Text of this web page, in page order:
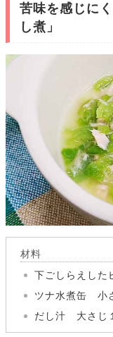
苦味を感じに
し煮」
材料
下ごしらえし
ツナ水煮缶 小
だし汁 大さじ１